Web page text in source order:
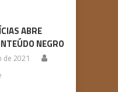
ABRE
NEGRO
de 2021